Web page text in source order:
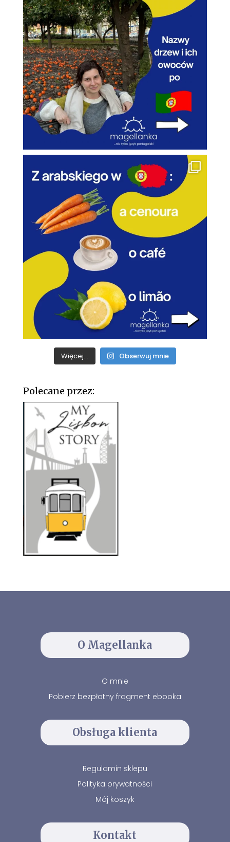
Więcej... Obserwuj mnie
Polecane przez:
O Magellanka
O mnie
Pobierz bezpłatny fragment ebooka
Obsługa klienta
Regulamin sklepu
Polityka prywatności
Mój koszyk
Kontakt